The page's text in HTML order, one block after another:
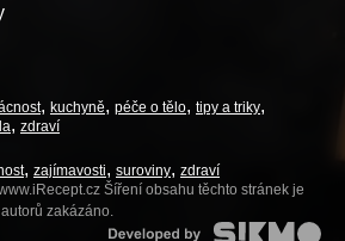
kuchyně péče o tělo tipy a triky
zdraví
zajímavosti suroviny zdraví
Šíření obsahu těchto stránek je
zakázáno.